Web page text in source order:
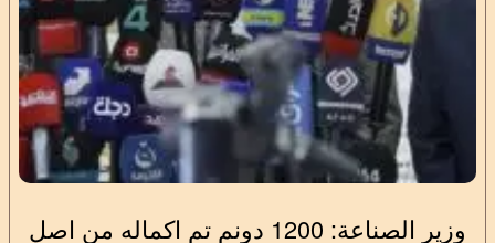
وزير الصناعة: 1200 دونم تم اكماله من اصل